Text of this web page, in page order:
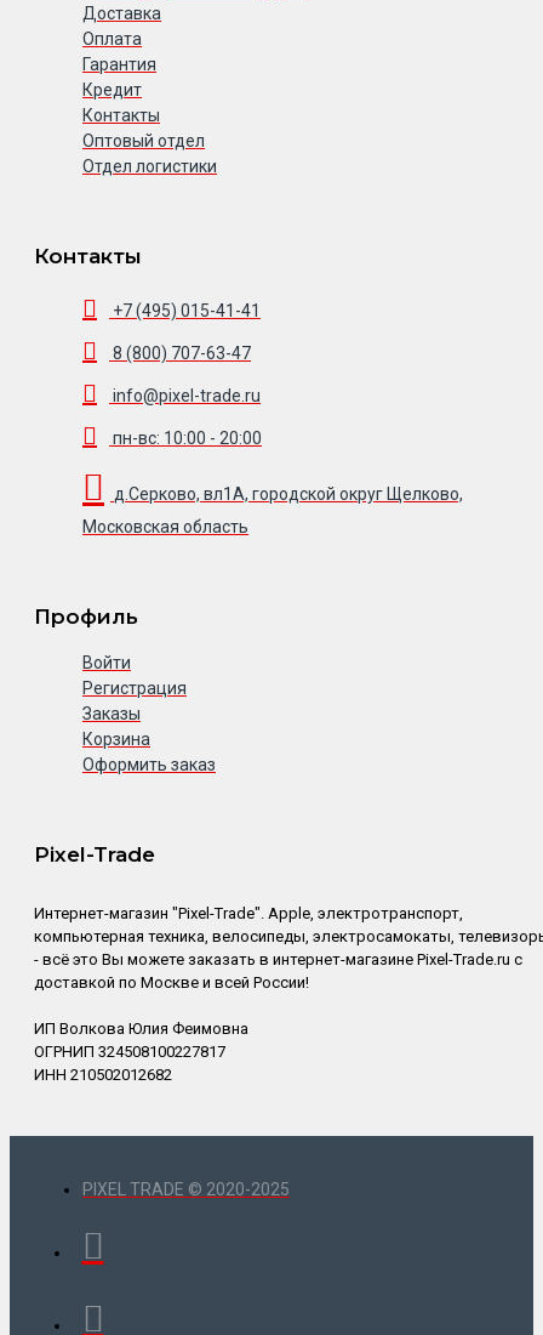
Доставка
Оплата
Гарантия
Кредит
Контакты
Оптовый отдел
Отдел логистики
Контакты
+7 (495) 015-41-41
8 (800) 707-63-47
info@pixel-trade.ru
пн-вс: 10:00 - 20:00
д.Серково, вл1А, городской округ Щелково,
Московская область
Профиль
Войти
Регистрация
Заказы
Корзина
Оформить заказ
Pixel-Trade
Интернет-магазин "Pixel-Trade". Apple, электротранспорт,
компьютерная техника, велосипеды, электросамокаты,
- всё это Вы можете заказать в интернет-магазине Pixel-Trade.ru с
доставкой по Москве и всей России!
ИП Волкова Юлия Феимовна
ОГРНИП 324508100227817
ИНН 210502012682
PIXEL TRADE © 2020-2025